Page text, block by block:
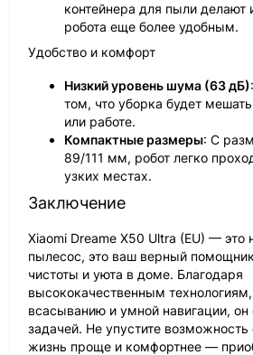
контейнера для пыли делают
робота еще более удобным.
Удобство и комфорт
Низкий уровень шума (63 дБ)
том, что уборка будет
или работе.
Компактные размеры: С
89/111 мм, робот легко
узких местах.
Заключение
Xiaomi Dreame X50 Ultra (EU) — это
пылесос, это ваш верный
чистоты и уюта в доме. Благодаря
высококачественным
всасыванию и умной навигации, он
задачей. Не упустите
жизнь проще и комфортнее —